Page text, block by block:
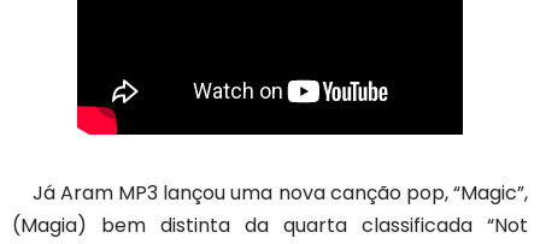
Já Aram MP3 lançou uma nova canção pop, “Magic”,
(Magia) bem distinta da quarta classificada “Not